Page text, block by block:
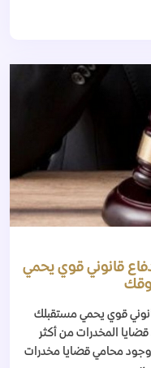
قانوني قوي يحمي
قوي يحمي مستقبلك
المخدرات من أكثر
وجود محامي قضايا مخدرات